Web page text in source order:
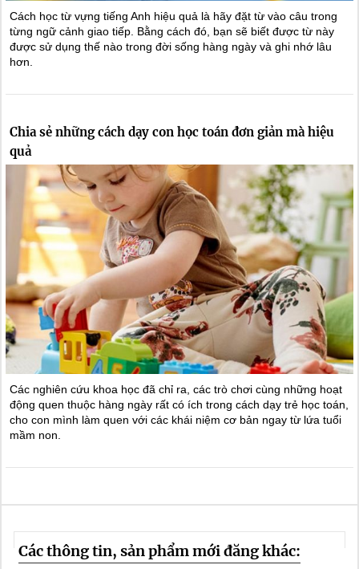
Cách học từ vựng tiếng Anh hiệu quả là hãy đặt từ vào câu trong
từng ngữ cảnh giao tiếp. Bằng cách đó, bạn sẽ biết được từ này
được sử dụng thế nào trong đời sống hàng ngày và ghi nhớ lâu
hơn.
Chia sẻ những cách dạy con học toán đơn giản mà hiệu
quả
Các nghiên cứu khoa học đã chỉ ra, các trò chơi cùng những hoạt
động quen thuộc hàng ngày rất có ích trong cách dạy trẻ học toán,
cho con mình làm quen với các khái niệm cơ bản ngay từ lứa tuổi
mầm non.
Các thông tin, sản phẩm mới đăng khác: